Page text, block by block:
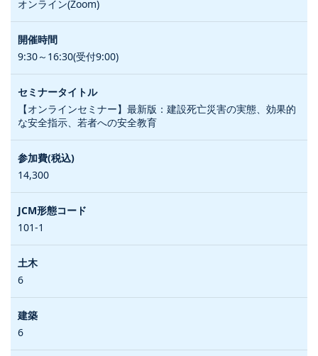
オンライン(Zoom)
9:30～16:30(受付9:00)
【オンラインセミナー】最新版：建設死亡災害の実態、効果的
な安全指示、若者への安全教育
14,300
101-1
6
6